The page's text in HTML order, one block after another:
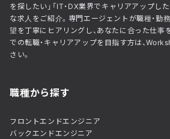
を探したい」「IT・DX業界でキャリアアップし
な求人をご紹介。専門エージェントが職種・勤
望を丁寧にヒアリングし、あなたに合った仕事
での転職・キャリアアップを目指す方は、
さい。
職種から探す
フロントエンドエンジニア
バックエンドエンジニア